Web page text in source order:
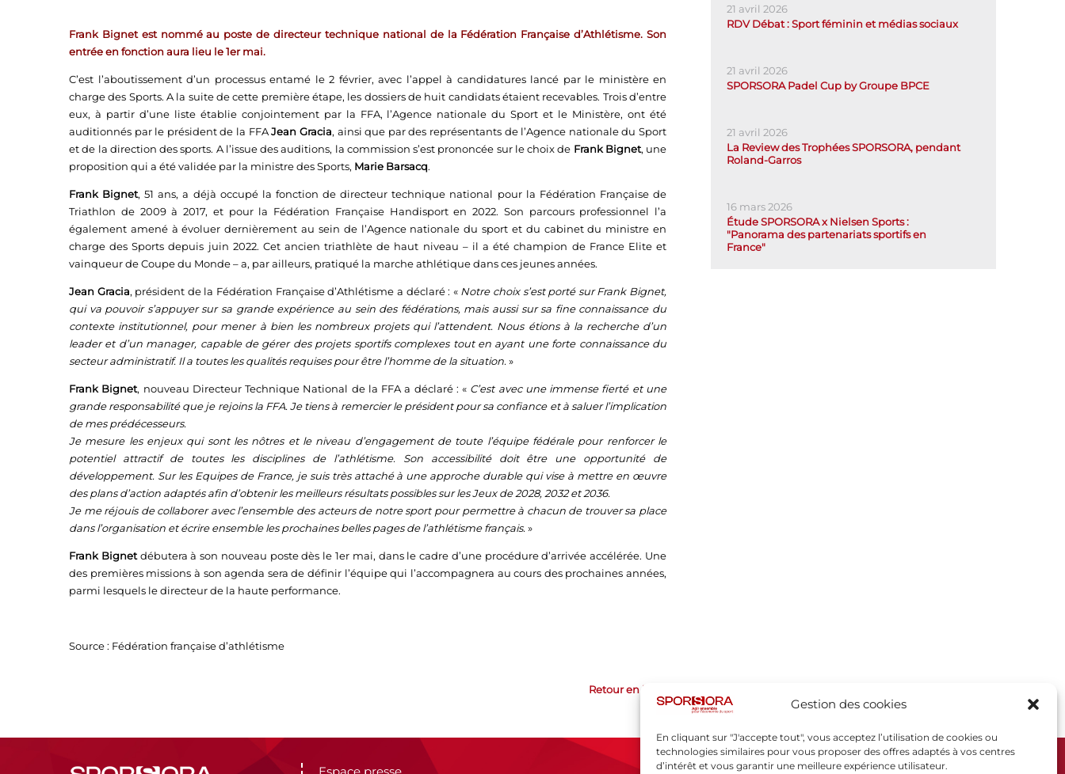
Gestion des cookies
En cliquant sur "J'accepte tout", vous acceptez l’utilisation de cookies ou
technologies similaires pour vous proposer des offres adaptés à vos centres
d’intérêt et vous garantir une meilleure expérience utilisateur.
Frank Bignet est nommé au poste de directeur technique national de la Fédération Française d’Athlétisme. Son
entrée en fonction aura lieu le 1er mai.
C’est l’aboutissement d’un processus entamé le 2 février, avec l’appel à candidatures lancé par le ministère en
charge des Sports. A la suite de cette première étape, les dossiers de huit candidats étaient recevables. Trois d’entre
eux, à partir d’une liste établie conjointement par la FFA, l’Agence nationale du Sport et le Ministère, ont été
auditionnés par le président de la FFAJean Gracia, ainsi que par des représentants de l’Agence nationale du Sport
et de la direction des sports. A l’issue des auditions, la commission s’est prononcée sur le choix de Frank Bignet, une
proposition qui a été validée par la ministre des Sports, Marie Barsacq.
Frank Bignet, 51 ans, a déjà occupé la fonction de directeur technique national pour la Fédération Française de
Triathlon de 2009 à 2017, et pour la Fédération Française Handisport en 2022. Son parcours professionnel l’a
également amené à évoluer dernièrement au sein de l’Agence nationale du sport et du cabinet du ministre en
charge des Sports depuis juin 2022. Cet ancien triathlète de haut niveau – il a été champion de France Elite et
vainqueur de Coupe du Monde – a, par ailleurs, pratiqué la marche athlétique dans ces jeunes années.
Jean Gracia, président de la Fédération Française d’Athlétisme a déclaré : « Notre choix s’est porté sur Frank Bignet,
qui va pouvoir s’appuyer sur sa grande expérience au sein des fédérations, mais aussi sur sa fine connaissance du
contexte institutionnel, pour mener à bien les nombreux projets qui l’attendent. Nous étions à la recherche d’un
leader et d’un manager, capable de gérer des projets sportifs complexes tout en ayant une forte connaissance du
secteur administratif. Il a toutes les qualités requises pour être l’homme de la situation. »
Frank Bignet, nouveau Directeur Technique National de la FFA a déclaré : « C’est avec une immense fierté et une
grande responsabilité que je rejoins la FFA. Je tiens à remercier le président pour sa confiance et à saluer l’implication
de mes prédécesseurs.
Je mesure les enjeux qui sont les nôtres et le niveau d’engagement de toute l’équipe fédérale pour renforcer le
potentiel attractif de toutes les disciplines de l’athlétisme. Son accessibilité doit être une opportunité de
développement. Sur les Equipes de France, je suis très attaché à une approche durable qui vise à mettre en œuvre
des plans d’action adaptés afin d’obtenir les meilleurs résultats possibles sur les Jeux de 2028, 2032 et 2036.
Je me réjouis de collaborer avec l’ensemble des acteurs de notre sport pour permettre à chacun de trouver sa place
dans l’organisation et écrire ensemble les prochaines belles pages de l’athlétisme français. »
Frank Bignetdébutera à son nouveau poste dès le 1er mai, dans le cadre d’une procédure d’arrivée accélérée. Une
des premières missions à son agenda sera de définir l’équipe qui l’accompagnera au cours des prochaines années,
parmi lesquels le directeur de la haute performance.
Source : Fédération française d’athlétisme
Retour en haut
21 avril 2026
RDV Débat : Sport féminin et médias sociaux
21 avril 2026
SPORSORA Padel Cup by Groupe BPCE
21 avril 2026
La Review des Trophées SPORSORA, pendant
Roland-Garros
16 mars 2026
Étude SPORSORA x Nielsen Sports :
"Panorama des partenariats sportifs en
France"